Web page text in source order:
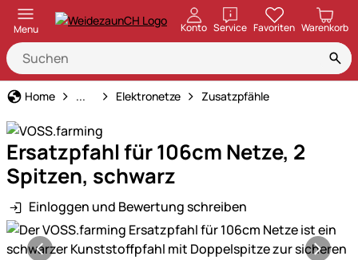
Menu Konto ServiceöffnenFavoriten Warenkorb
Home Weidezaun
... Elektronetze Zusatzpfähle
Ersatzpfahl für 106cm Netze, 2
Spitzen, schwarz
Einloggen und Bewertung schreiben
Produktgalerie